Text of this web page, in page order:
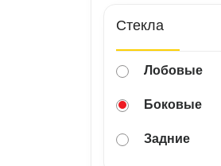
Стекла
Лобовые
Боковые
Задние